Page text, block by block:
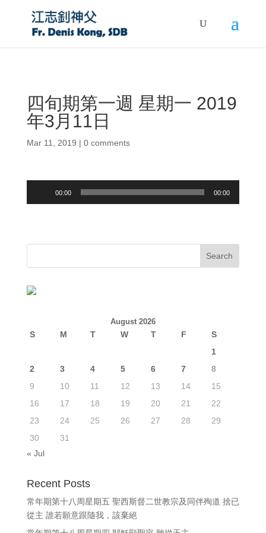
四旬期第一週 星期一 2019
年3月11日
Mar 11, 2019 | 0 comments
00:00 00:00
August 2026
S M T W T F
S
1
2
3 4 5 6 7
8
9
10 11 12 13 14
15
16
17 18 19 20 21
22
23
24 25 26 27 28
29
30
31
« Jul
Recent Posts
常年期第十八周星期五 聖西斯督二世教宗及同伴殉道 捨已
從主 誰若願意跟隨我，該棄絕